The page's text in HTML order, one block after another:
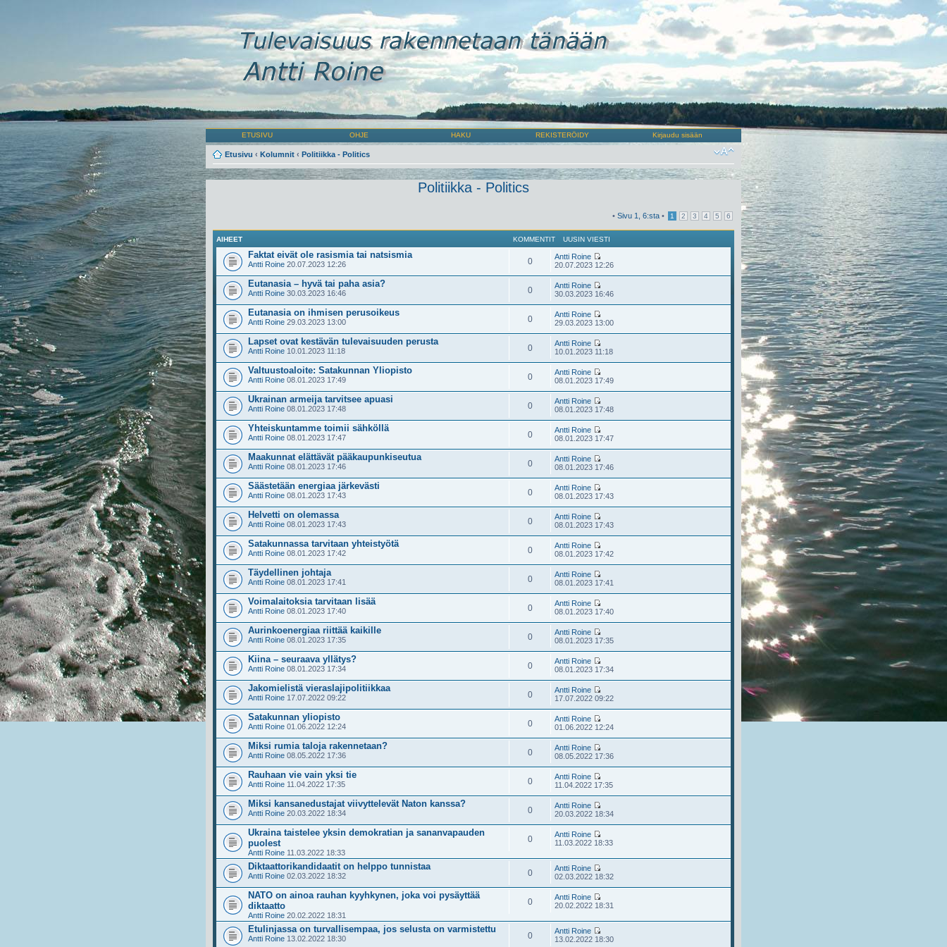
ETUSIVU OHJE HAKU REKISTERÖIDY Kirjaudu sisään
Etusivu ‹ Kolumnit ‹ Politiikka - Politics
Politiikka - Politics
• Sivu 1 6:sta • 1 2 3 4 5 6
AIHEET KOMMENTIT UUSIN VIESTI
Faktat eivät ole rasismia tai natsismia
Antti Roine 20.07.2023 12:26 0
Antti Roine
20.07.2023 12:26
Eutanasia – hyvä tai paha asia?
Antti Roine 30.03.2023 16:46 0
Antti Roine
30.03.2023 16:46
Eutanasia on ihmisen perusoikeus
Antti Roine 29.03.2023 13:00 0
Antti Roine
29.03.2023 13:00
Lapset ovat kestävän tulevaisuuden perusta
Antti Roine 10.01.2023 11:18 0
Antti Roine
10.01.2023 11:18
Valtuustoaloite: Satakunnan Yliopisto
Antti Roine 08.01.2023 17:49 0
Antti Roine
08.01.2023 17:49
Ukrainan armeija tarvitsee apuasi
Antti Roine 08.01.2023 17:48 0
Antti Roine
08.01.2023 17:48
Yhteiskuntamme toimii sähköllä
Antti Roine 08.01.2023 17:47 0
Antti Roine
08.01.2023 17:47
Maakunnat elättävät pääkaupunkiseutua
Antti Roine 08.01.2023 17:46 0
Antti Roine
08.01.2023 17:46
Säästetään energiaa järkevästi
Antti Roine 08.01.2023 17:43 0
Antti Roine
08.01.2023 17:43
Helvetti on olemassa
Antti Roine 08.01.2023 17:43 0
Antti Roine
08.01.2023 17:43
Satakunnassa tarvitaan yhteistyötä
Antti Roine 08.01.2023 17:42 0
Antti Roine
08.01.2023 17:42
Täydellinen johtaja
Antti Roine 08.01.2023 17:41 0
Antti Roine
08.01.2023 17:41
Voimalaitoksia tarvitaan lisää
Antti Roine 08.01.2023 17:40 0
Antti Roine
08.01.2023 17:40
Aurinkoenergiaa riittää kaikille
Antti Roine 08.01.2023 17:35 0
Antti Roine
08.01.2023 17:35
Kiina – seuraava yllätys?
Antti Roine 08.01.2023 17:34 0
Antti Roine
08.01.2023 17:34
Jakomielistä vieraslajipolitiikkaa
Antti Roine 17.07.2022 09:22 0
Antti Roine
17.07.2022 09:22
Satakunnan yliopisto
Antti Roine 01.06.2022 12:24 0
Antti Roine
01.06.2022 12:24
Miksi rumia taloja rakennetaan?
Antti Roine 08.05.2022 17:36 0
Antti Roine
08.05.2022 17:36
Rauhaan vie vain yksi tie
Antti Roine 11.04.2022 17:35 0
Antti Roine
11.04.2022 17:35
Miksi kansanedustajat viivyttelevät Naton kanssa?
Antti Roine 20.03.2022 18:34 0
Antti Roine
20.03.2022 18:34
Ukraina taistelee yksin demokratian ja sananvapauden
puolest
Antti Roine 11.03.2022 18:33
0
Antti Roine
11.03.2022 18:33
Diktaattorikandidaatit on helppo tunnistaa
Antti Roine 02.03.2022 18:32 0
Antti Roine
02.03.2022 18:32
NATO on ainoa rauhan kyyhkynen, joka voi pysäyttää
diktaatto
Antti Roine 20.02.2022 18:31
0
Antti Roine
20.02.2022 18:31
Etulinjassa on turvallisempaa, jos selusta on varmistettu
Antti Roine 13.02.2022 18:30 0
Antti Roine
13.02.2022 18:30